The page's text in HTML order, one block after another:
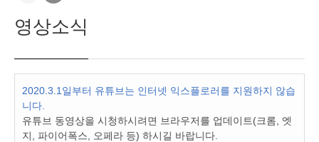
영상소식
2020.3.1일부터 유튜브는 인터넷 익스플로러를 지원하지 않습
니다.
유튜브 동영상을 시청하시려면 브라우저를 업데이트(크롬, 엣
지, 파이어폭스, 오페라 등) 하시길 바랍니다.